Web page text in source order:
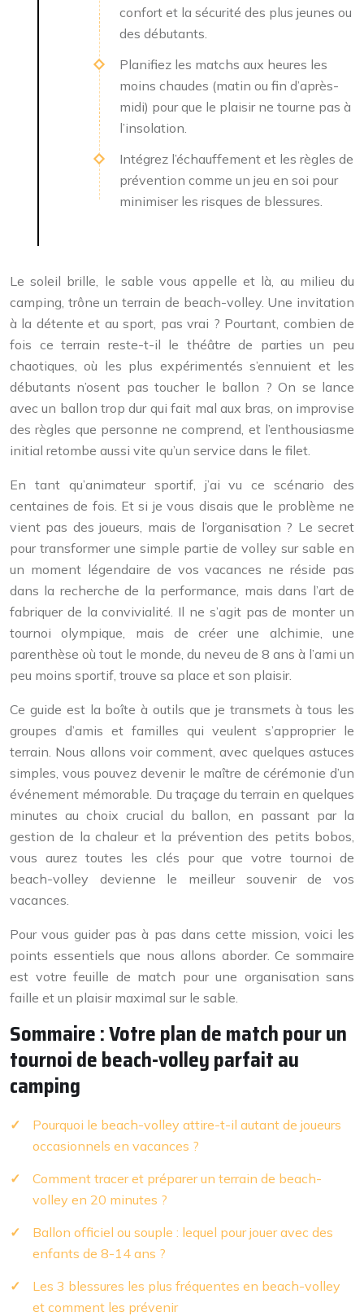
confort et la sécurité des plus jeunes ou
des débutants.
Planifiez les matchs aux heures les
moins chaudes (matin ou fin d’après-
midi) pour que le plaisir ne tourne pas à
l’insolation.
Intégrez l’échauffement et les règles de
prévention comme un jeu en soi pour
minimiser les risques de blessures.
Le soleil brille, le sable vous appelle et là, au milieu du
camping, trône un terrain de beach-volley. Une invitation
à la détente et au sport, pas vrai ? Pourtant, combien de
fois ce terrain reste-t-il le théâtre de parties un peu
chaotiques, où les plus expérimentés s’ennuient et les
débutants n’osent pas toucher le ballon ? On se lance
avec un ballon trop dur qui fait mal aux bras, on improvise
des règles que personne ne comprend, et l’enthousiasme
initial retombe aussi vite qu’un service dans le filet.
En tant qu’animateur sportif, j’ai vu ce scénario des
centaines de fois. Et si je vous disais que le problème ne
vient pas des joueurs, mais de l’organisation ? Le secret
pour transformer une simple partie de volley sur sable en
un moment légendaire de vos vacances ne réside pas
dans la recherche de la performance, mais dans l’art de
fabriquer de la convivialité. Il ne s’agit pas de monter un
tournoi olympique, mais de créer une alchimie, une
parenthèse où tout le monde, du neveu de 8 ans à l’ami un
peu moins sportif, trouve sa place et son plaisir.
Ce guide est la boîte à outils que je transmets à tous les
groupes d’amis et familles qui veulent s’approprier le
terrain. Nous allons voir comment, avec quelques astuces
simples, vous pouvez devenir le maître de cérémonie d’un
événement mémorable. Du traçage du terrain en quelques
minutes au choix crucial du ballon, en passant par la
gestion de la chaleur et la prévention des petits bobos,
vous aurez toutes les clés pour que votre tournoi de
beach-volley devienne le meilleur souvenir de vos
vacances.
Pour vous guider pas à pas dans cette mission, voici les
points essentiels que nous allons aborder. Ce sommaire
est votre feuille de match pour une organisation sans
faille et un plaisir maximal sur le sable.
Sommaire : Votre plan de match pour un
tournoi de beach-volley parfait au
camping
Pourquoi le beach-volley attire-t-il autant de joueurs
occasionnels en vacances ?
Comment tracer et préparer un terrain de beach-
volley en 20 minutes ?
Ballon officiel ou souple : lequel pour jouer avec des
enfants de 8-14 ans ?
Les 3 blessures les plus fréquentes en beach-volley
et comment les prévenir